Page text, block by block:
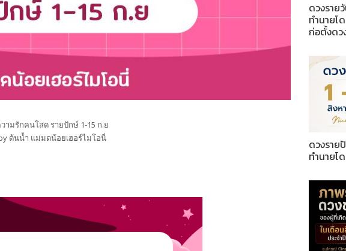
ามรักคนโสด รายปักษ์ 1-15 ก.ย
ต้นน้ำ แม่มดน้อยเฮอร์ไมโอนี่
ดวงราย
ทำนายโ
ก่อตั้งดว
ดวงราย
ทำนายโ